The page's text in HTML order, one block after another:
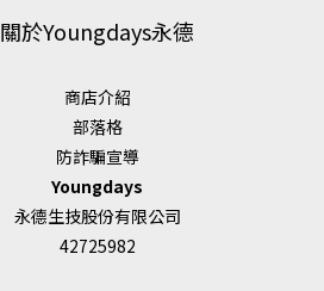
關於Youngdays永德
商店介紹
部落格
防詐騙宣導
Youngdays
永德生技股份有限公司
42725982